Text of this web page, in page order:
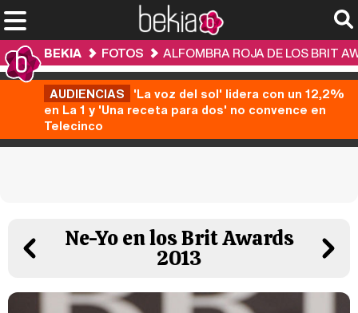
BEKIA FOTOS ALFOMBRA ROJA DE LOS BRIT
AUDIENCIAS 'La voz del sol' lidera con un 12,2%
en La 1 y 'Una receta para dos' no convence en
Telecinco
Ne-Yo en los Brit Awards
2013